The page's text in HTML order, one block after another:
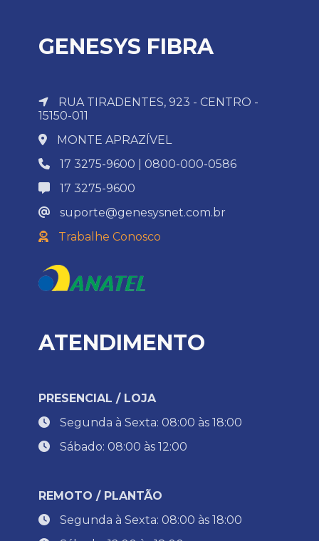
GENESYS FIBRA
RUA TIRADENTES, 923 - CENTRO -
15150-011
MONTE APRAZÍVEL
17 3275-9600 | 0800-000-0586
17 3275-9600
suporte@genesysnet.com.br
Trabalhe Conosco
ATENDIMENTO
PRESENCIAL / LOJA
Segunda à Sexta: 08:00 às 18:00
Sábado: 08:00 às 12:00
REMOTO / PLANTÃO
Segunda à Sexta: 08:00 às 18:00